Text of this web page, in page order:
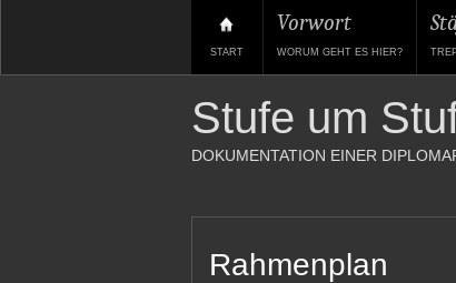
START
Vorwort
WORUM GEHT ES HIER?
Stufe um
DOKUMENTATION EINER
Rahmenplan